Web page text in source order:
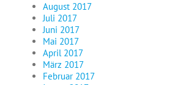
August 2017
Juli 2017
Juni 2017
Mai 2017
April 2017
März 2017
Februar 2017